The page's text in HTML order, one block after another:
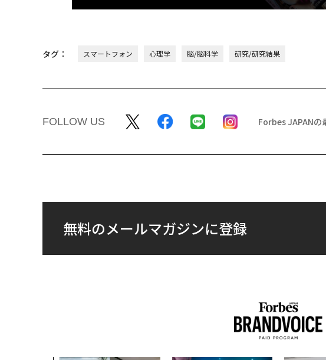
タグ： スマートフォン 心理学 脳/脳科学 研究/研究結果
FOLLOW US Forbes JAPANの
無料のメールマガジンに登録